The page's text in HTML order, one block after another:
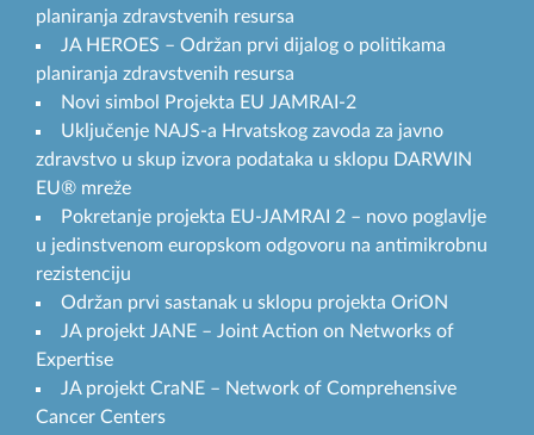
planiranja zdravstvenih resursa
JA HEROES – Održan prvi dijalog o politikama
planiranja zdravstvenih resursa
Novi simbol Projekta EU JAMRAI-2
Uključenje NAJS-a Hrvatskog zavoda za javno
zdravstvo u skup izvora podataka u sklopu DARWIN
EU® mreže
Pokretanje projekta EU-JAMRAI 2 – novo poglavlje
u jedinstvenom europskom odgovoru na antimikrobnu
rezistenciju
Održan prvi sastanak u sklopu projekta OriON
JA projekt JANE – Joint Action on Networks of
Expertise
JA projekt CraNE – Network of Comprehensive
Cancer Centers